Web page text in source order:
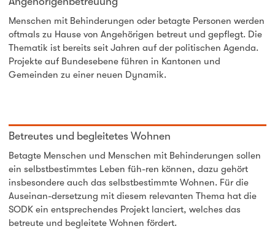
Menschen mit Behinderungen oder betagte Personen werden
oftmals zu Hause von Angehörigen betreut und gepflegt. Die
Thematik ist bereits seit Jahren auf der politischen Agenda.
Projekte auf Bundesebene führen in Kantonen und
Gemeinden zu einer neuen Dynamik.
Betreutes und begleitetes Wohnen
Betagte Menschen und Menschen mit Behinderungen sollen
ein selbstbestimmtes Leben füh-ren können, dazu gehört
insbesondere auch das selbstbestimmte Wohnen. Für die
Auseinan-dersetzung mit diesem relevanten Thema hat die
SODK ein entsprechendes Projekt lanciert, welches das
betreute und begleitete Wohnen fördert.